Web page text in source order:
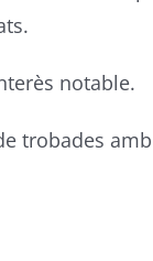
notable.
trobades